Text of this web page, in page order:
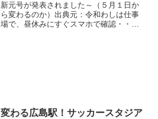
新元号が発表されました～（５月１日か
ら変わるのか）出典元：令和わしは仕事
場で、昼休みにすぐスマホで確認・・
変わる広島駅！サッカースタジア